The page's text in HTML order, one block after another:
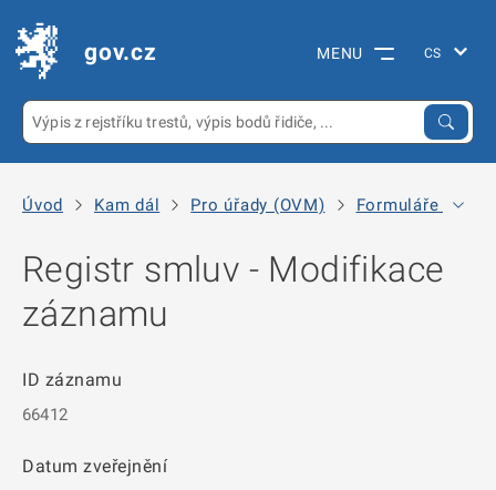
gov.cz MENU
Úvod Kam dál Pro úřady (OVM) Formuláře k
Registr smluv - Modifikace
záznamu
ID záznamu
66412
Datum zveřejnění